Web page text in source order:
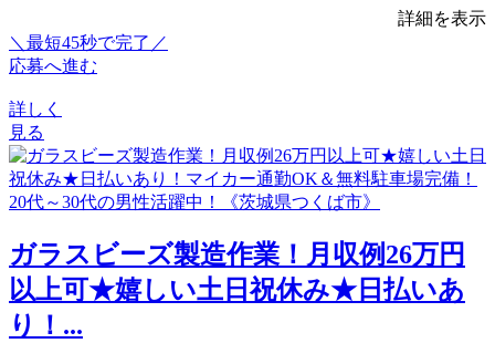
詳細を表示
＼最短45秒で完了／
応募へ進む
詳しく
見る
ガラスビーズ製造作業！月収例26万円
以上可★嬉しい土日祝休み★日払いあ
り！...